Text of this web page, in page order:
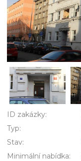
ID zakázky:
Typ:
Stav:
Minimální nabídka: